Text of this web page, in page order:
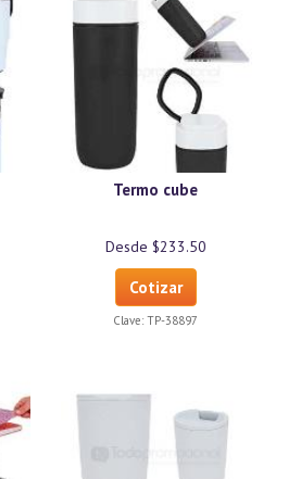
Termo cube
Desde $233.50
Cotizar
Clave: TP-38897